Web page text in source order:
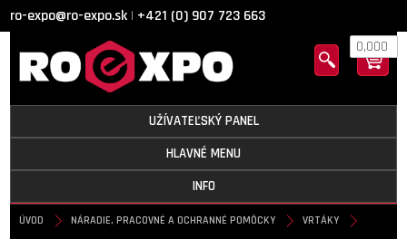
ro-expo@ro-expo.sk | +421 (0) 907 723 663
0,000
UŽÍVATEĽSKÝ PANEL
HLAVNÉ MENU
INFO
ÚVOD NÁRADIE, PRACOVNÉ A OCHRANNÉ POMÔCKY VRTÁKY